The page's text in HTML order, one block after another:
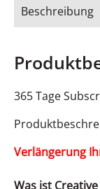
Beschreibung
365 Tage
Verlängerung
Was ist